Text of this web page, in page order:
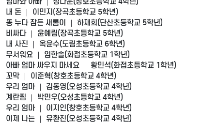
내 돈 ｜ 이민지(장곡초등학교 5학년)
똥 누다 잠든 새롬이 ｜ 하재희(단산초등학교 5학년)
비싸다 ｜ 윤예림(장곡초등학교 5학년)
내 사진 ｜ 옥윤수(도림초등학교 6학년)
무서워요 ｜ 임한솔(화접초등학교 1학년)
아빠 엄마 싸우지 마세요 ｜ 황민석(화접초등학교 1학년)
꼬막 ｜ 이준혁(창호초등학교 4학년)
우리 엄마 ｜ 김동영(오성초등학교 4학년)
계란찜 ｜ 박민우(오성초등학교 4학년)
우리 엄마 ｜ 이지인(창호초등학교 4학년)
이제 나는 ｜ 유환진(오성초등학교 4학년)